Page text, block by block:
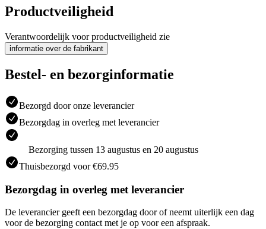
Productveiligheid
Verantwoordelijk voor productveiligheid zie
informatie over de fabrikant
Bestel- en bezorginformatie
Bezorgd door onze leverancier
Bezorgdag in overleg met leverancier
Bezorging tussen 13 augustus en 20 augustus
Thuisbezorgd voor €69.95
Bezorgdag in overleg met leverancier
De leverancier geeft een bezorgdag door of neemt uiterlijk een dag
voor de bezorging contact met je op voor een afspraak.